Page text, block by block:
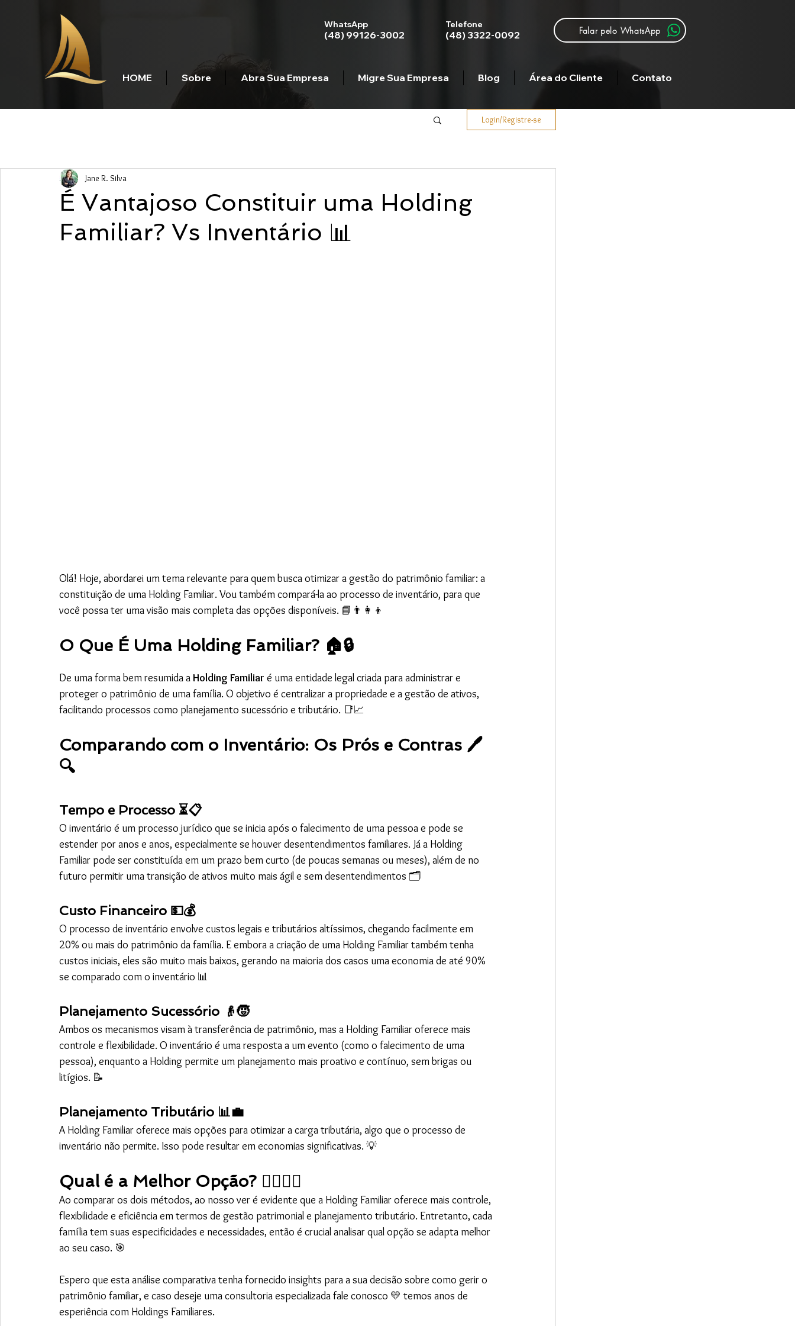
WhatsApp
(48) 99126-3002
Telefone
(48) 3322-0092 Falar pelo WhatsApp
HOME Sobre Abra Sua Empresa Migre Sua Empresa Blog Área do Cliente Contato
Login/Registre-se
É Vantajoso Constituir uma Holding
Familiar? Vs Inventário 📊
Jane R. Silva
Olá! Hoje, abordarei um tema relevante para quem busca otimizar a gestão do patrimônio familiar: a
constituição de uma Holding Familiar. Vou também compará-la ao processo de inventário, para que
você possa ter uma visão mais completa das opções disponíveis. 📘👨‍👩‍👦
O Que É Uma Holding Familiar? 🏠🔒
De uma forma bem resumida a Holding Familiar é uma entidade legal criada para administrar e
proteger o patrimônio de uma família. O objetivo é centralizar a propriedade e a gestão de ativos,
facilitando processos como planejamento sucessório e tributário. 📑📈
Comparando com o Inventário: Os Prós e Contras 🖊️
🔍
Tempo e Processo ⏳📋
O inventário é um processo jurídico que se inicia após o falecimento de uma pessoa e pode se
estender por anos e anos, especialmente se houver desentendimentos familiares. Já a Holding
Familiar pode ser constituída em um prazo bem curto (de poucas semanas ou meses), além de no
futuro permitir uma transição de ativos muito mais ágil e sem desentendimentos 🗂️
Custo Financeiro 💵💰
O processo de inventário envolve custos legais e tributários altíssimos, chegando facilmente em
20% ou mais do patrimônio da família. E embora a criação de uma Holding Familiar também tenha
custos iniciais, eles são muito mais baixos, gerando na maioria dos casos uma economia de até 90%
se comparado com o inventário 📊
Planejamento Sucessório 👴🧒
Ambos os mecanismos visam à transferência de patrimônio, mas a Holding Familiar oferece mais
controle e flexibilidade. O inventário é uma resposta a um evento (como o falecimento de uma
pessoa), enquanto a Holding permite um planejamento mais proativo e contínuo, sem brigas ou
litígios. 📝
Planejamento Tributário 📊💼
A Holding Familiar oferece mais opções para otimizar a carga tributária, algo que o processo de
inventário não permite. Isso pode resultar em economias significativas. 💡
Qual é a Melhor Opção? 🤷‍♀️🤷‍♂️
Ao comparar os dois métodos, ao nosso ver é evidente que a Holding Familiar oferece mais controle,
flexibilidade e eficiência em termos de gestão patrimonial e planejamento tributário. Entretanto, cada
família tem suas especificidades e necessidades, então é crucial analisar qual opção se adapta melhor
ao seu caso. 🎯
Espero que esta análise comparativa tenha fornecido insights para a sua decisão sobre como gerir o
patrimônio familiar, e caso deseje uma consultoria especializada fale conosco 💛 temos anos de
esperiência com Holdings Familiares.